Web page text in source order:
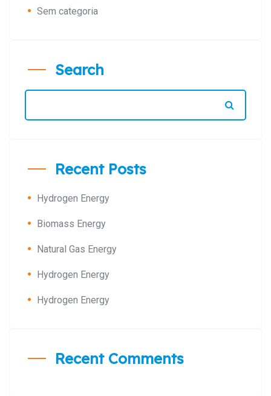
Sem categoria
Search
Recent Posts
Hydrogen Energy
Biomass Energy
Natural Gas Energy
Hydrogen Energy
Hydrogen Energy
Recent Comments